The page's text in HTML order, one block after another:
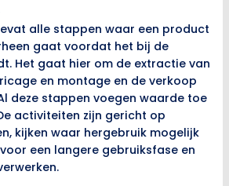
alle stappen waar een product
gaat voordat het bij de
Het gaat hier om de extractie van
en montage en de verkoop
deze stappen voegen waarde toe
activiteiten zijn gericht op
kijken waar hergebruik mogelijk
een langere gebruiksfase en